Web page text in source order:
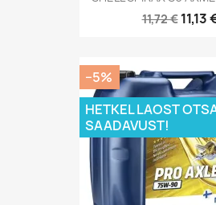
11,72 € 11,13
−5%
HETKEL LAOST
SAADAVUST!